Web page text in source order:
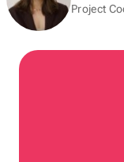
Project